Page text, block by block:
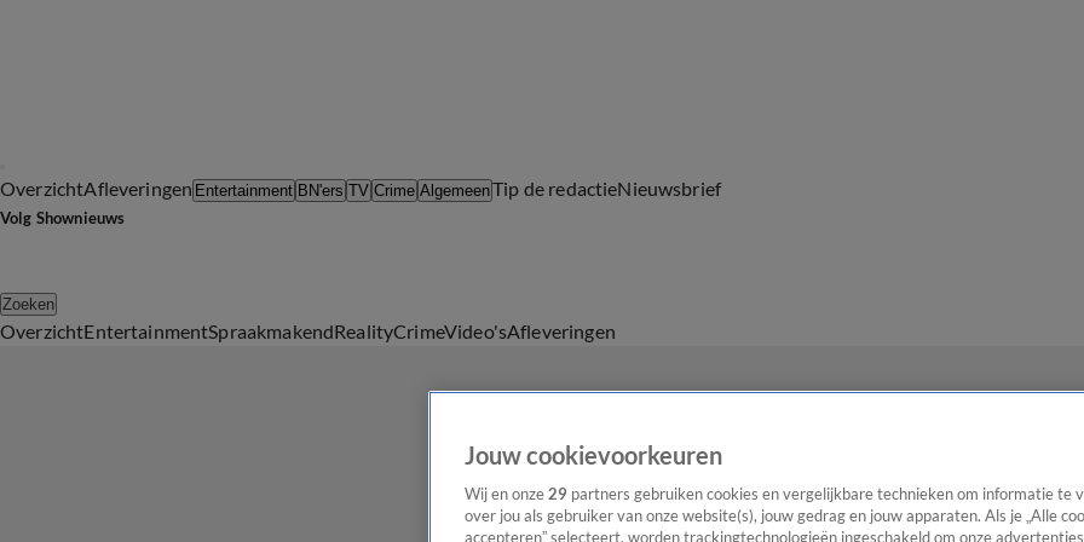
OverzichtAfleveringen Entertainment BN'ers TV Crime AlgemeenTip de redactieNieuwsbrief
Volg Shownieuws
Zoeken
OverzichtEntertainmentSpraakmakendRealityCrimeVideo'sAfleveringen
Jouw cookievoorkeuren
Wij en onze 29 partners gebruiken cookies en vergelijkbare technieken om informatie te
over jou als gebruiker van onze website(s), jouw gedrag en jouw apparaten. Als je „Alle
accepteren” selecteert, worden trackingtechnologieën ingeschakeld om onze